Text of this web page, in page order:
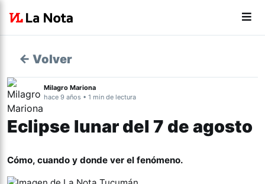
← Volver
Milagro Mariona
hace 9 años • 1 min de lectura
Eclipse lunar del 7 de agosto
Actualidad
Cómo, cuando y donde ver el fenómeno.